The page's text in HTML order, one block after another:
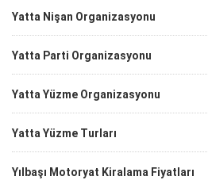
Yatta Nişan Organizasyonu
Yatta Parti Organizasyonu
Yatta Yüzme Organizasyonu
Yatta Yüzme Turları
Yılbaşı Motoryat Kiralama Fiyatları